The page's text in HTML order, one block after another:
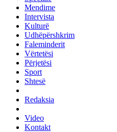
Mendime
Intervista
Kulturë
Udhëpërshkrim
Faleminderit
Vërtetësi
Përjetësi
Sport
Shtesë
Redaksia
Video
Kontakt